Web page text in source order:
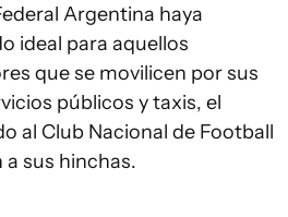
Argentina haya
ideal para aquellos
que se movilicen por sus
públicos y taxis, el
al Club Nacional de Football
sus hinchas.